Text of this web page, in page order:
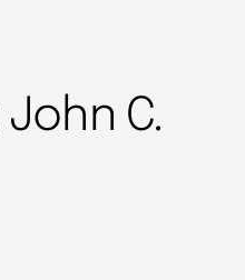
John C.